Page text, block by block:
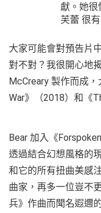
獻。她
芙蕾 很
大家可能會對預告片
對不對？我很開心地
McCreary 製作而成
War》（2018）和《
Bear 加入《
透過結合幻想風格的
和它的所有扭曲美感
曲家，再多一位豈不
兵》作曲而聞名遐邇